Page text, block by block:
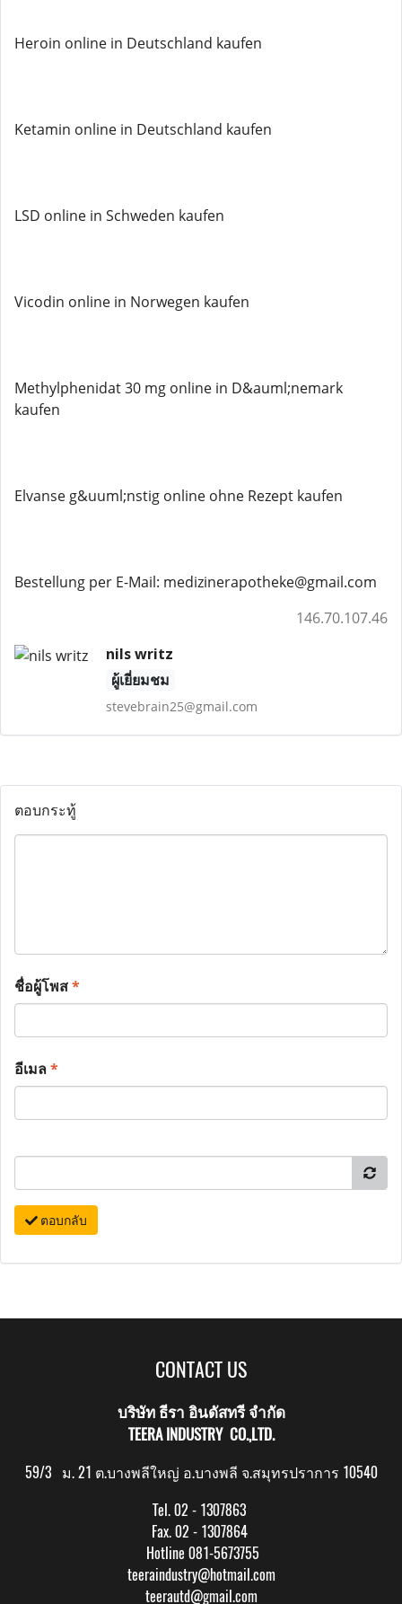
Heroin online in Deutschland kaufen
Ketamin online in Deutschland kaufen
LSD online in Schweden kaufen
Vicodin online in Norwegen kaufen
Methylphenidat 30 mg online in D&auml;nemark
kaufen
Elvanse g&uuml;nstig online ohne Rezept kaufen
Bestellung per E-Mail: medizinerapotheke@gmail.com
146.70.107.46
nils writz
ผู้เยี่ยมชม
stevebrain25@gmail.com
ตอบกระทู้
ชื่อผู้โพส*
อีเมล*
ตอบกลับ
CONTACT US
บริษัท ธีรา อินดัสทรี จำกัด
TEERA INDUSTRY CO.,LTD.
59/3 ม. 21 ต.บางพลีใหญ่ อ.บางพลี จ.สมุทรปราการ 10540
Tel. 02 - 1307863
Fax. 02 - 1307864
Hotline 081-5673755
teeraindustry@hotmail.com
teerautd@gmail.com